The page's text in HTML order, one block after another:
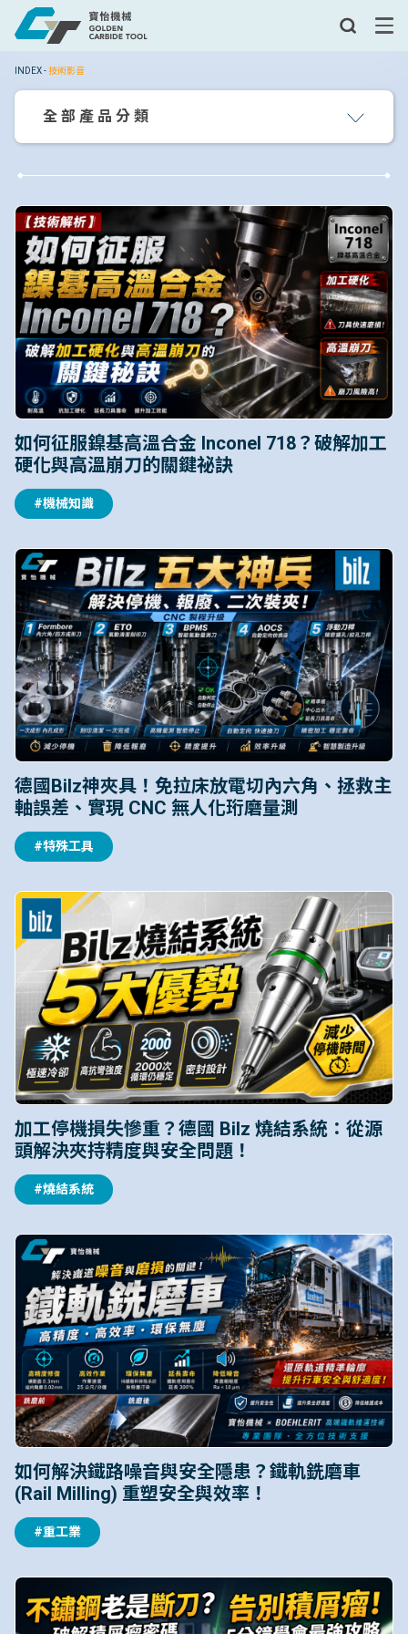
INDEX-技術影音
全部產品分類
如何征服鎳基高溫合金 Inconel 718？破解加工
硬化與高溫崩刀的關鍵祕訣
#機械知識
德國Bilz神夾具！免拉床放電切內六角、拯救主
軸誤差、實現 CNC 無人化珩磨量測
#特殊工具
加工停機損失慘重？德國 Bilz 燒結系統：從源
頭解決夾持精度與安全問題！
#燒結系統
如何解決鐵路噪音與安全隱患？鐵軌銑磨車
(Rail Milling) 重塑安全與效率！
#重工業